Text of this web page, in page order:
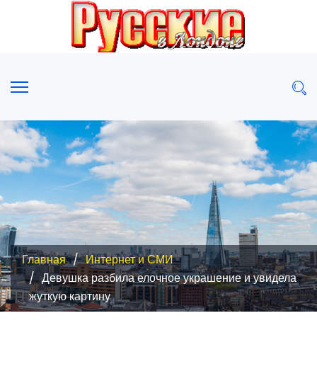
Главная
Интернет и СМИ
Девушка разбила елочное украшение и увидела
жуткую картину